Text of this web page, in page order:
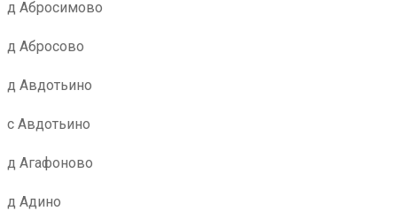
д Абросимово
д Абросово
д Авдотьино
с Авдотьино
д Агафоново
д Адино